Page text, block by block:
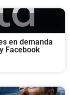
en demanda
Facebook